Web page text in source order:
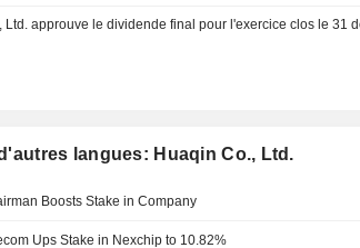
langues: Huaqin Co., Ltd.
Boosts Stake in Company
Ups Stake in Nexchip to 10.82%